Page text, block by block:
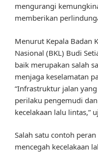
mengurangi
memberikan
Menurut Kepala Badan
Nasional (BKL) Budi
baik merupakan salah
menjaga keselamatan
“Infrastruktur jalan
perilaku pengemudi
kecelakaan lalu lintas,”
Salah satu contoh
mencegah kecelakaan